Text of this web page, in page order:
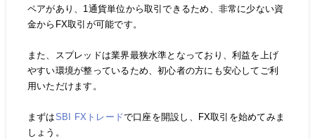
ペアがあり、1通貨単位から取引できるため、非常に少ない資
金からFX取引が可能です。
また、スプレッドは業界最狭水準となっており、利益を上げ
やすい環境が整っているため、初心者の方にも安心してご利
用いただけます。
まずはSBI FXトレードで口座を開設し、FX取引を始めてみま
しょう。